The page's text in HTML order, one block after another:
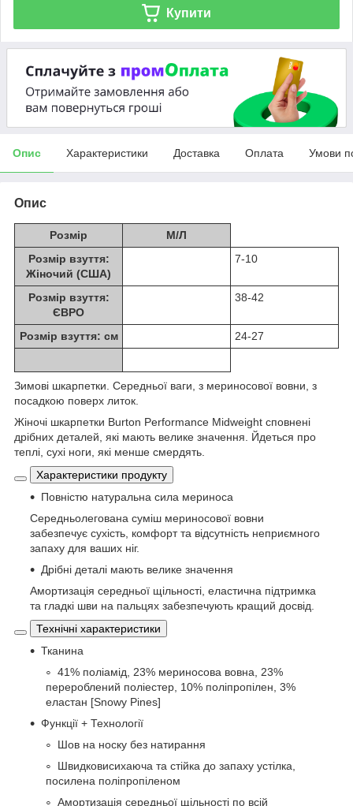
Купити
Опис Характеристики Доставка Оплата Умови
Опис
Розмір
М/Л
Розмір взуття:
Жіночий (США)
7-10
Розмір взуття:
ЄВРО
38-42
Розмір взуття: см 24-27
Зимові шкарпетки. Середньої ваги, з мериносової вовни, з
посадкою поверх литок.
Жіночі шкарпетки Burton Performance Midweight сповнені
дрібних деталей, які мають велике значення. Йдеться про
теплі, сухі ноги, які менше смердять.
Характеристики продукту
Повністю натуральна сила мериноса
Середньолегована суміш мериносової вовни
забезпечує сухість, комфорт та відсутність неприємного
запаху для ваших ніг.
Дрібні деталі мають велике значення
Амортизація середньої щільності, еластична підтримка
та гладкі шви на пальцях забезпечують кращий досвід.
Технічні характеристики
Тканина
41% поліамід, 23% мериносова вовна, 23%
перероблений поліестер, 10% поліпропілен, 3%
еластан [Snowy Pines]
Функції + Технології
Шов на носку без натирання
Швидковисихаюча та стійка до запаху устілка,
посилена поліпропіленом
Амортизація середньої щільності по всій